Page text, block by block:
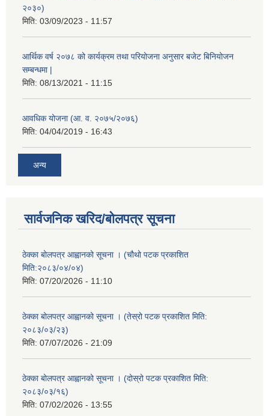
२०३०)
मिति: 03/09/2023 - 11:57
आर्थिक वर्ष २०७८ को कार्यक्रम तथा परियोजना अनुसार बजेट बिनियोजन
सम्बन्धमा |
मिति: 08/13/2021 - 11:15
आवधिक योजना (आ. व. २०७५/२०७६)
मिति: 04/04/2019 - 16:43
अन्य
सार्वजनिक खरिद/बोलपत्र सूचना
ठेक्का बोलपत्र आह्वानको सूचना । (चौथो पटक प्रकाशित
मिति:२०८३/०४/०४)
मिति: 07/20/2026 - 11:10
ठेक्का बोलपत्र आह्वानको सूचना । (तेस्रो पटक प्रकाशित मिति:
२०८३/०३/२३)
मिति: 07/07/2026 - 21:09
ठेक्का बोलपत्र आह्वानको सूचना । (दोस्रो पटक प्रकाशित मिति:
२०८३/०३/१६)
मिति: 07/02/2026 - 13:55